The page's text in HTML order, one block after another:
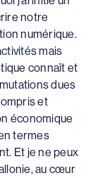
notre
numérique.
mais
connaît et
dues
et
économique
termes
Et je ne peux
au cœur